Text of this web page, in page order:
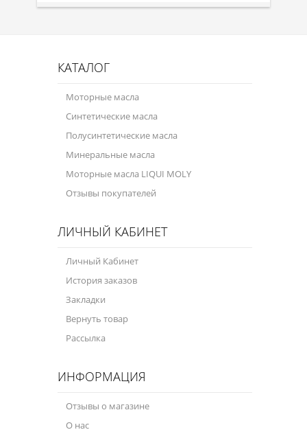
КАТАЛОГ
Моторные масла
Синтетические масла
Полусинтетические масла
Минеральные масла
Моторные масла LIQUI MOLY
Отзывы покупателей
ЛИЧНЫЙ КАБИНЕТ
Личный Кабинет
История заказов
Закладки
Вернуть товар
Рассылка
ИНФОРМАЦИЯ
Отзывы о магазине
О нас